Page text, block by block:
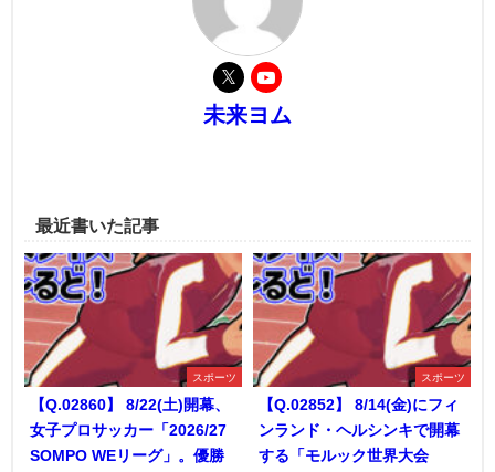
未来ヨム
最近書いた記事
スポーツ
【Q.02860】 8/22(土)開幕、
女子プロサッカー「2026/27
SOMPO WEリーグ」。優勝
スポーツ
【Q.02852】 8/14(金)にフィ
ンランド・ヘルシンキで開幕
する「モルック世界大会